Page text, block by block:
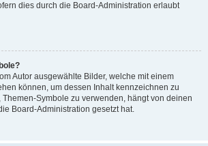
dies durch die Board-Administration erlaubt
Autor ausgewählte Bilder, welche mit einem
können, um dessen Inhalt kennzeichnen zu
Symbole zu verwenden, hängt von deinen
Board-Administration gesetzt hat.